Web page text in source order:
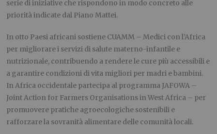
serie di iniziative che rispondono in modo concreto alle
priorità indicate dal Piano Mattei.
In otto Paesi africani sostiene CUAMM – Medici con l’Africa
per migliorare i servizi di salute materno-infantile e
nutrizionale, contribuendo a rendere le cure più accessibili e
a garantire condizioni di vita migliori per madri e bambini.
In Africa occidentale partecipa al programma JAFOWA –
Joint Action for Farmers Organisations in West Africa – per
promuovere pratiche agroecologiche sostenibili e
rafforzare la sovranità alimentare delle comunità locali.